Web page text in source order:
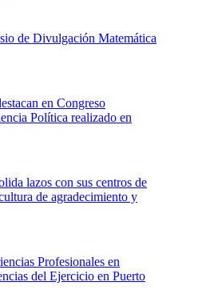
de Divulgación Matemática
en Congreso
Política realizado en
lazos con sus centros de
de agradecimiento y
Profesionales en
del Ejercicio en Puerto